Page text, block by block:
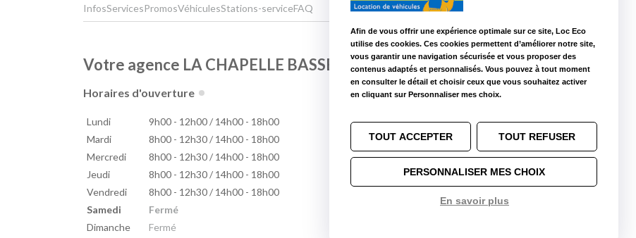
InfosServicesPromosVéhiculesStations-serviceFAQ
Votre agence LA CHAPELLE BASSE-MER
Horaires d'ouverture
Lundi
9h00 - 12h00 / 14h00 - 18h00
Mardi
8h00 - 12h30 / 14h00 - 18h00
Mercredi
8h00 - 12h30 / 14h00 - 18h00
Jeudi
8h00 - 12h30 / 14h00 - 18h00
Vendredi
8h00 - 12h30 / 14h00 - 18h00
Samedi
Fermé
Dimanche
Fermé
Nos autres agences à proximité
Loc Eco Nantes Centre 17,0 km
Loc Eco Rezé 19,8 km
Afin de vous offrir une expérience optimale sur ce site, Loc Eco
utilise des cookies. Ces cookies permettent d’améliorer notre site,
vous garantir une navigation sécurisée et vous proposer des
contenus adaptés et personnalisés. Vous pouvez à tout moment
en consulter le détail et choisir ceux que vous souhaitez activer
en cliquant sur Personnaliser mes choix.
TOUT ACCEPTER TOUT REFUSER
PERSONNALISER MES CHOIX
En savoir plus